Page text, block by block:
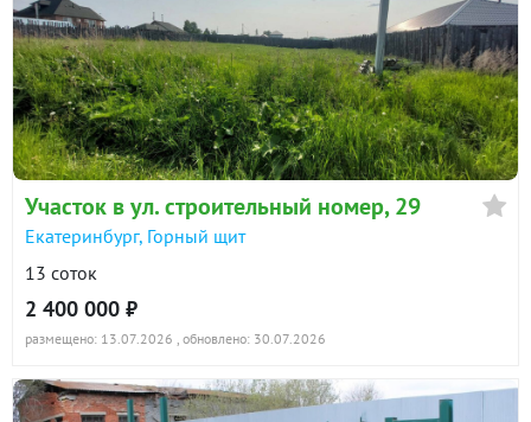
Участок в ул. строительный номер, 29
Екатеринбург, Горный щит
13 соток
2 400 000 ₽
размещено: 13.07.2026 , обновлено: 30.07.2026